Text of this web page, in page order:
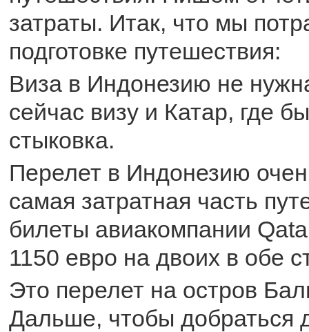
затраты. Итак, что мы
подготовке путешествия:
Виза в Индонезию не
сейчас визу и Катар, где
стыковка.
Перелет в Индонезию
самая затратная часть
билеты авиакомпании
1150 евро на двоих в обе
Это перелет на остров
Дальше, чтобы добраться